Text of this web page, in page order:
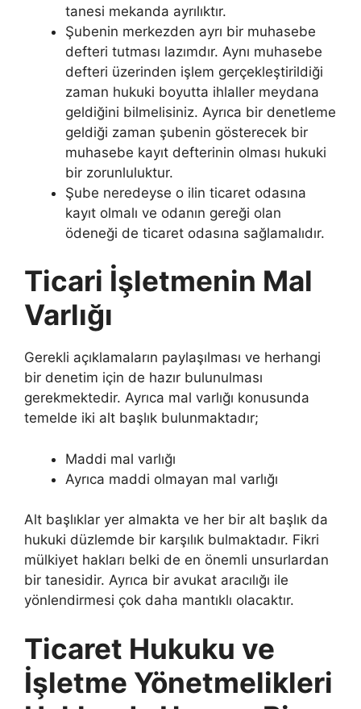
tanesi mekanda ayrılıktır.
Şubenin merkezden ayrı bir muhasebe
defteri tutması lazımdır. Aynı muhasebe
defteri üzerinden işlem gerçekleştirildiği
zaman hukuki boyutta ihlaller meydana
geldiğini bilmelisiniz. Ayrıca bir denetleme
geldiği zaman şubenin gösterecek bir
muhasebe kayıt defterinin olması hukuki
bir zorunluluktur.
Şube neredeyse o ilin ticaret odasına
kayıt olmalı ve odanın gereği olan
ödeneği de ticaret odasına sağlamalıdır.
Ticari İşletmenin Mal
Varlığı
Gerekli açıklamaların paylaşılması ve herhangi
bir denetim için de hazır bulunulması
gerekmektedir. Ayrıca mal varlığı konusunda
temelde iki alt başlık bulunmaktadır;
Maddi mal varlığı
Ayrıca maddi olmayan mal varlığı
Alt başlıklar yer almakta ve her bir alt başlık da
hukuki düzlemde bir karşılık bulmaktadır. Fikri
mülkiyet hakları belki de en önemli unsurlardan
bir tanesidir. Ayrıca bir avukat aracılığı ile
yönlendirmesi çok daha mantıklı olacaktır.
Ticaret Hukuku ve
İşletme Yönetmelikleri